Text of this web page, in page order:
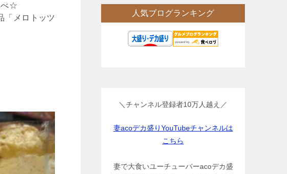
べ☆
「メロトッツ
人気ブログランキング
＼チャンネル登録者10万人越え／
妻acoデカ盛りYouTubeチャンネルは
こちら
妻で大食いユーチューバーacoデカ盛